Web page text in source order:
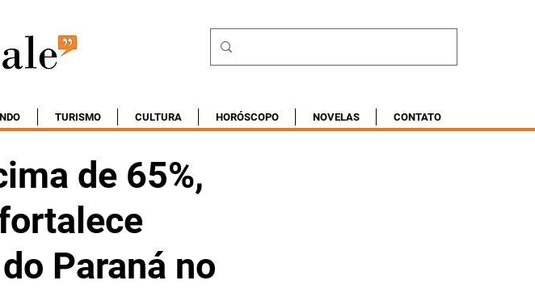
TURISMO CULTURA HORÓSCOPO NOVELAS CONTATO
de 65%,
Paraná no